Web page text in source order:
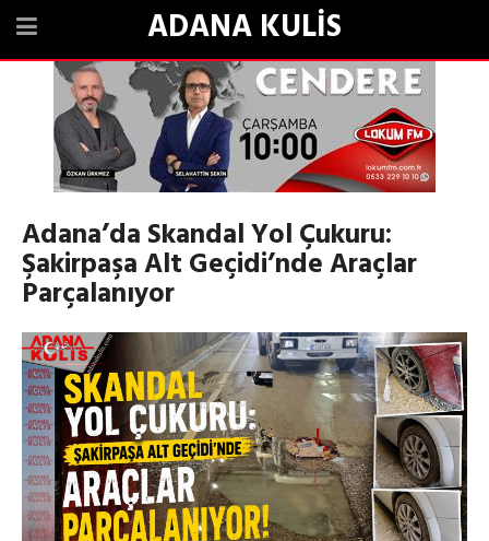
ADANA KULİS
Adana’da Skandal Yol Çukuru:
Şakirpaşa Alt Geçidi’nde Araçlar
Parçalanıyor